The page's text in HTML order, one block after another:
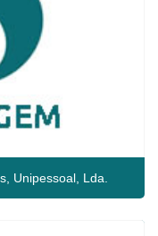
Unipessoal, Lda.